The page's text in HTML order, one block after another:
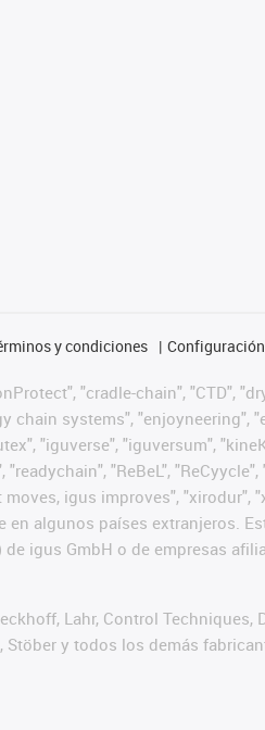
y condiciones
"cradle-chain", "CTD",
systems", "enjoyneering",
"iguverse", "iguversum",
"ReBeL",
igus improves", "xirodur",
algunos países extranjeros.
igus GmbH o de empresas
Lahr, Control Techniques,
Stöber y todos los demás